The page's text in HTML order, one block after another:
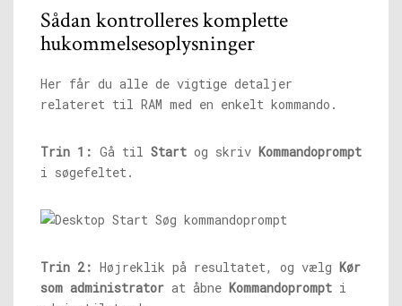
Sådan kontrolleres komplette
hukommelsesoplysninger
Her får du alle de vigtige detaljer
relateret til RAM med en enkelt kommando.
Trin 1: Gå til Start og skriv Kommandoprompt
i søgefeltet.
Trin 2: Højreklik på resultatet, og vælg Kør
som administrator at åbne Kommandoprompt i